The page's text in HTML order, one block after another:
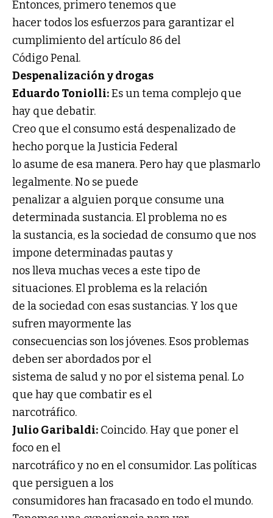
Entonces, primero tenemos que
hacer todos los esfuerzos para garantizar el
cumplimiento del artículo 86 del
Código Penal.
Despenalización y drogas
Eduardo Toniolli:Es un tema complejo que
hay que debatir.
Creo que el consumo está despenalizado de
hecho porque la Justicia Federal
lo asume de esa manera. Pero hay que plasmarlo
legalmente. No se puede
penalizar a alguien porque consume una
determinada sustancia. El problema no es
la sustancia, es la sociedad de consumo que nos
impone determinadas pautas y
nos lleva muchas veces a este tipo de
situaciones. El problema es la relación
de la sociedad con esas sustancias. Y los que
sufren mayormente las
consecuencias son los jóvenes. Esos problemas
deben ser abordados por el
sistema de salud y no por el sistema penal. Lo
que hay que combatir es el
narcotráfico.
Julio Garibaldi: Coincido. Hay que poner el
foco en el
narcotráfico y no en el consumidor. Las políticas
que persiguen a los
consumidores han fracasado en todo el mundo.